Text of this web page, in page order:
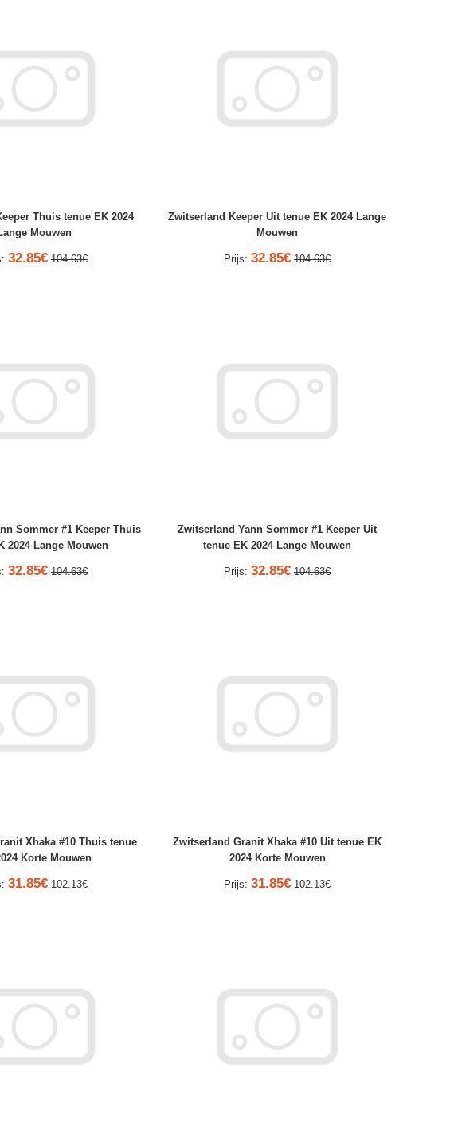
Thuis tenue EK 2024
Mouwen
32.85€ 104.63€
Zwitserland Keeper Uit tenue EK 2024 Lange
Mouwen
Prijs: 32.85€ 104.63€
Sommer #1 Keeper Thuis
2024 Lange Mouwen
32.85€ 104.63€
Zwitserland Yann Sommer #1 Keeper Uit
tenue EK 2024 Lange Mouwen
Prijs: 32.85€ 104.63€
Xhaka #10 Thuis tenue
Korte Mouwen
31.85€ 102.13€
Zwitserland Granit Xhaka #10 Uit tenue EK
2024 Korte Mouwen
Prijs: 31.85€ 102.13€